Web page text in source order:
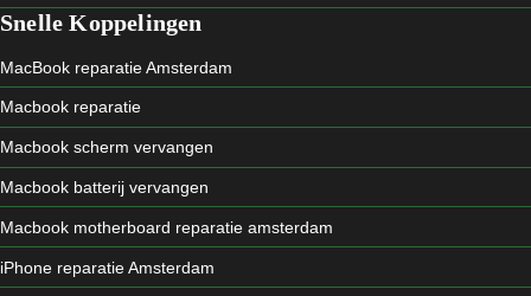
Snelle Koppelingen
MacBook reparatie Amsterdam
Macbook reparatie
Macbook scherm vervangen
Macbook batterij vervangen
Macbook motherboard reparatie amsterdam
iPhone reparatie Amsterdam